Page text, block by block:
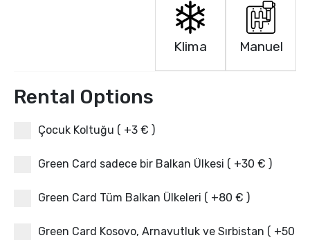
Klima Manuel
Rental Options
Çocuk Koltuğu ( +3 € )
Green Card sadece bir Balkan Ülkesi ( +30 € )
Green Card Tüm Balkan Ülkeleri ( +80 € )
Green Card Kosovo, Arnavutluk ve Sırbistan ( +50